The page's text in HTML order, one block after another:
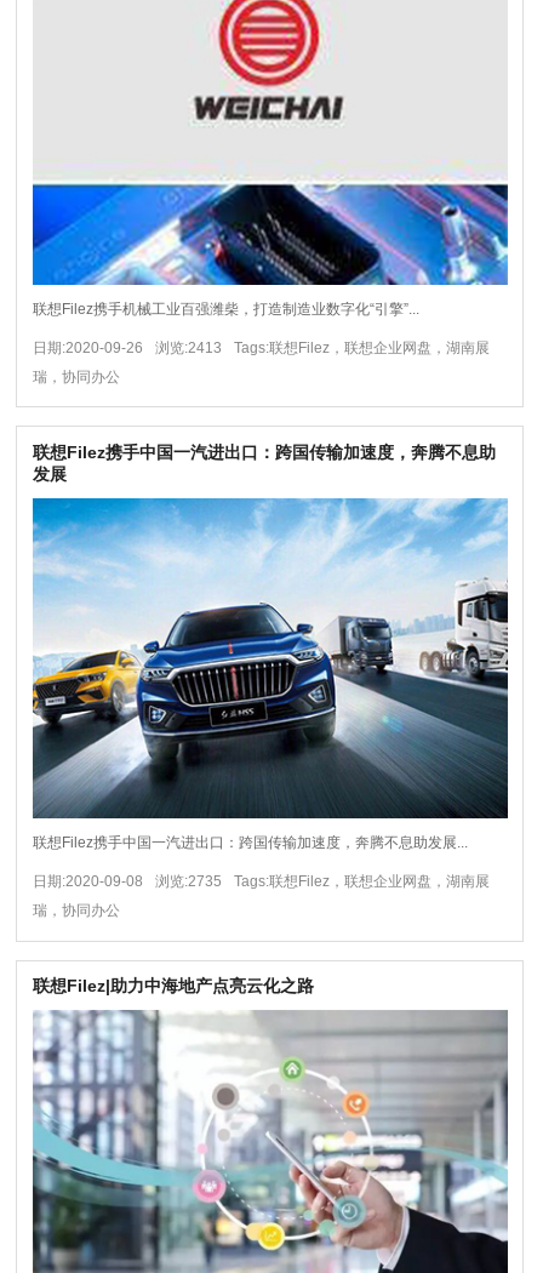
联想Filez携手机械工业百强潍柴，打造制造业数字化“引擎”...
日期:2020-09-26 浏览:2413
Tags:联想Filez，联想企业网盘，湖南展
瑞，协同办公
联想Filez携手中国一汽进出口：跨国传输加速度，奔腾不息助
发展
联想Filez携手中国一汽进出口：跨国传输加速度，奔腾不息助发展...
日期:2020-09-08 浏览:2735
Tags:联想Filez，联想企业网盘，湖南展
瑞，协同办公
联想Filez|助力中海地产点亮云化之路